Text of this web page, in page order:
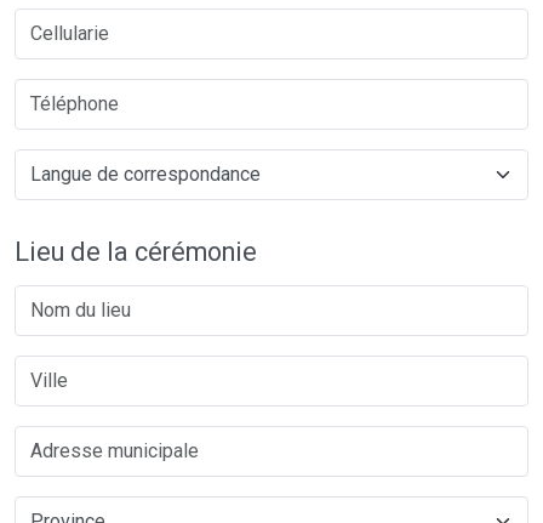
Lieu de la cérémonie